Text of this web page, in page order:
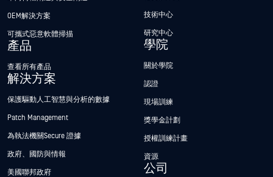
OEM解決方案
可攜式惡意軟體掃描
產品
查看所有產品
解決方案
保護驅動人工智慧與分析的數據
Patch Management
為執法機關Secure 證據
政府、國防與情報
美國聯邦政府
技術中心
研究中心
學院
關於學院
認證
現場訓練
獎學金計劃
授權訓練計畫
資源
公司